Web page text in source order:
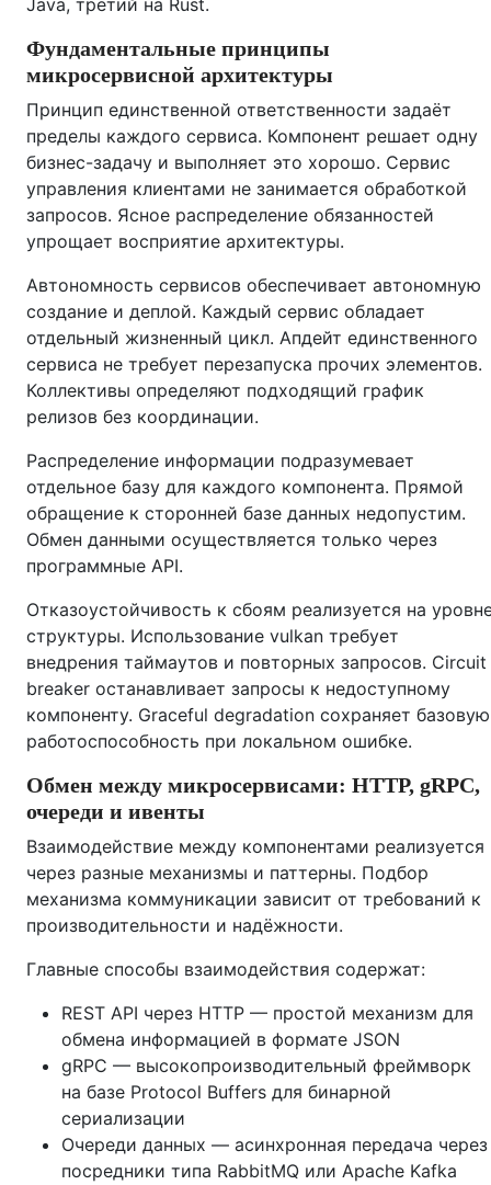
Java, третий на Rust.
Фундаментальные принципы
микросервисной архитектуры
Принцип единственной ответственности задаёт
пределы каждого сервиса. Компонент решает одну
бизнес-задачу и выполняет это хорошо. Сервис
управления клиентами не занимается обработкой
запросов. Ясное распределение обязанностей
упрощает восприятие архитектуры.
Автономность сервисов обеспечивает автономную
создание и деплой. Каждый сервис обладает
отдельный жизненный цикл. Апдейт единственного
сервиса не требует перезапуска прочих элементов.
Коллективы определяют подходящий график
релизов без координации.
Распределение информации подразумевает
отдельное базу для каждого компонента. Прямой
обращение к сторонней базе данных недопустим.
Обмен данными осуществляется только через
программные API.
Отказоустойчивость к сбоям реализуется на
структуры. Использование vulkan требует
внедрения таймаутов и повторных запросов. Circuit
breaker останавливает запросы к недоступному
компоненту. Graceful degradation сохраняет базовую
работоспособность при локальном ошибке.
Обмен между микросервисами: HTTP, gRPC,
очереди и ивенты
Взаимодействие между компонентами реализуется
через разные механизмы и паттерны. Подбор
механизма коммуникации зависит от требований к
производительности и надёжности.
Главные способы взаимодействия содержат:
REST API через HTTP — простой механизм для
обмена информацией в формате JSON
gRPC — высокопроизводительный фреймворк
на базе Protocol Buffers для бинарной
сериализации
Очереди данных — асинхронная передача через
посредники типа RabbitMQ или Apache Kafka